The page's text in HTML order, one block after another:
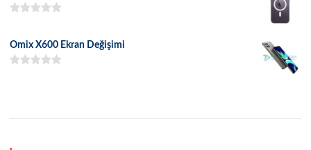
Omix X600 Ekran Değişimi